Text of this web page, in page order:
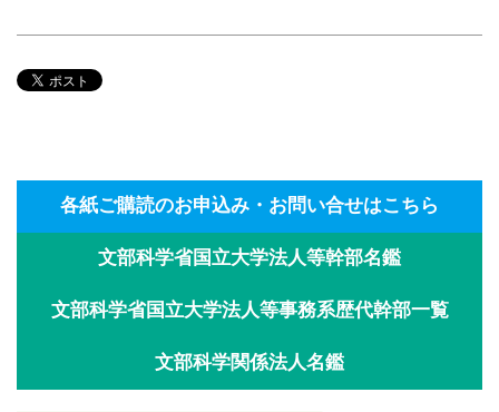
各紙ご購読のお申込み・お問い合せはこちら
文部科学省国立大学法人等幹部名鑑
文部科学省国立大学法人等事務系歴代幹部一覧
文部科学関係法人名鑑